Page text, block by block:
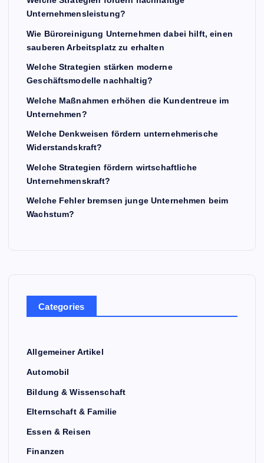
Unternehmensleistung?
Wie Büroreinigung Unternehmen dabei hilft, einen
sauberen Arbeitsplatz zu erhalten
Welche Strategien stärken moderne
Geschäftsmodelle nachhaltig?
Welche Maßnahmen erhöhen die Kundentreue im
Unternehmen?
Welche Denkweisen fördern unternehmerische
Widerstandskraft?
Welche Strategien fördern wirtschaftliche
Unternehmenskraft?
Welche Fehler bremsen junge Unternehmen beim
Wachstum?
Categories
Allgemeiner Artikel
Automobil
Bildung & Wissenschaft
Elternschaft & Familie
Essen & Reisen
Finanzen